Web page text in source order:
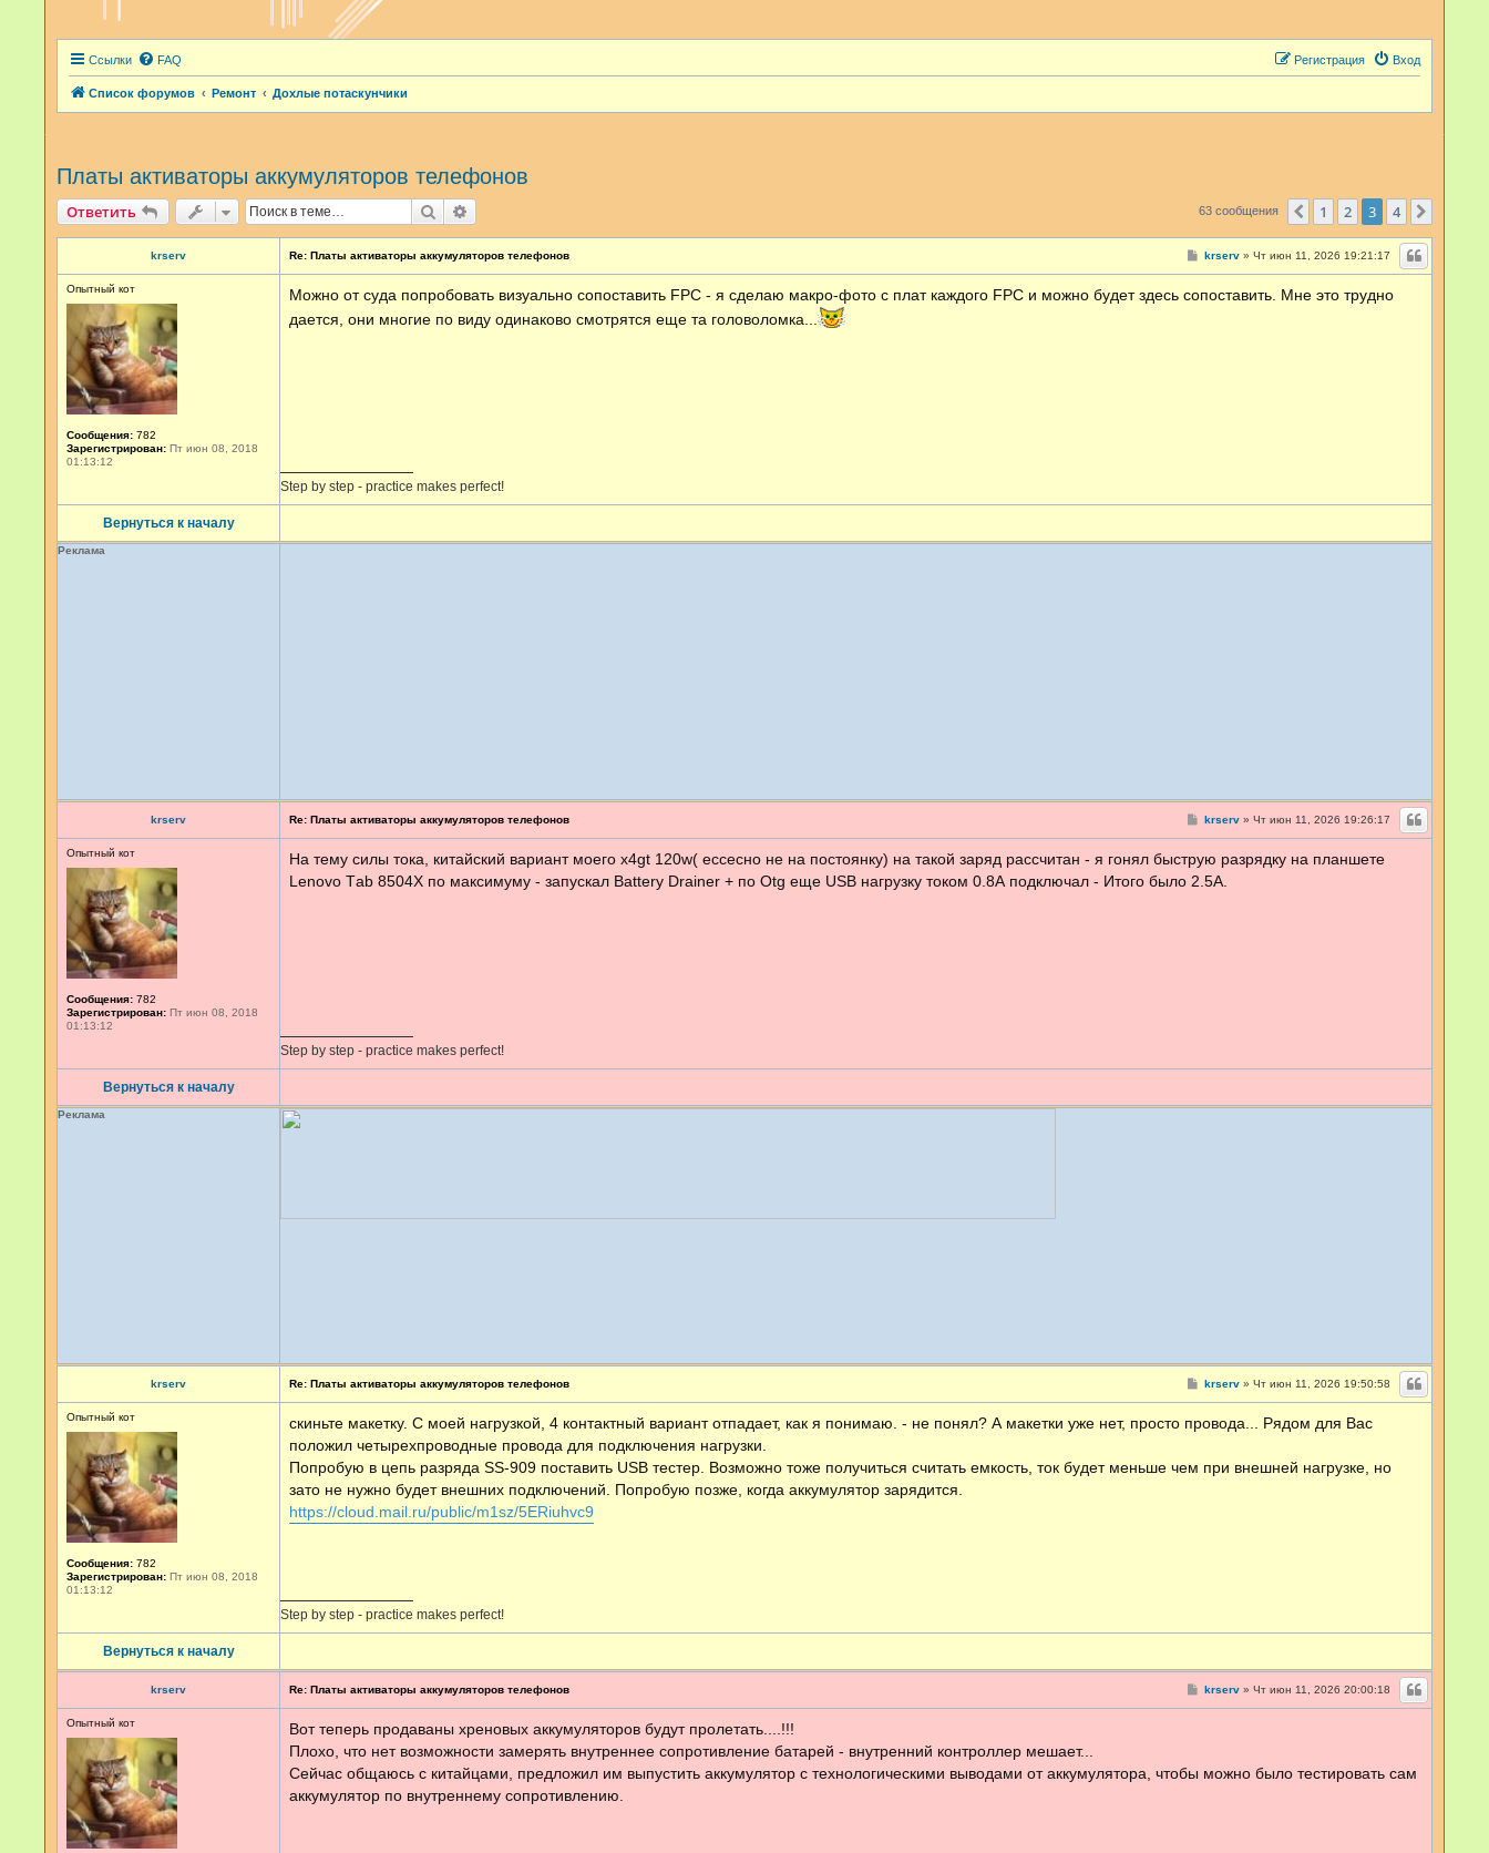
Ссылки FAQ Вход
Регистрация
Список форумов Ремонт Дохлые потаскунчики
Платы активаторы аккумуляторов телефонов
Ответить Поиск 63 сообщения Пред.
1 2 3 4
krserv
Опытный кот
Сообщения: 782
Зарегистрирован: Пт июн 08, 2018
01:13:12
Вернуться к началу
Re: Платы активаторы аккумуляторов телефонов
С
б
krserv » Чт июн 11, 2026 19:21:17
Можно от суда попробовать визуально сопоставить FPC - я сделаю макро-фото с плат каждого FPC и можно будет здесь сопоставить. Мне это трудно
дается, они многие по виду одинаково смотрятся еще та головоломка...
Step by step - practice makes perfect!
Реклама
krserv
Опытный кот
Сообщения: 782
Зарегистрирован: Пт июн 08, 2018
01:13:12
Вернуться к началу
Re: Платы активаторы аккумуляторов телефонов
С
б
е
krserv » Чт июн 11, 2026 19:26:17
На тему силы тока, китайский вариант моего x4gt 120w( ессесно не на постоянку) на такой заряд рассчитан - я гонял быструю разрядку на планшете
Lenovo Тab 8504X по максимуму - запускал Battery Drainer + по Оtg еще USB нагрузку током 0.8А подключал - Итого было 2.5А.
Step by step - practice makes perfect!
Реклама
krserv
Опытный кот
Сообщения: 782
Зарегистрирован: Пт июн 08, 2018
01:13:12
Вернуться к началу
Re: Платы активаторы аккумуляторов телефонов
С
б
и
krserv » Чт июн 11, 2026 19:50:58
скиньте макетку. С моей нагрузкой, 4 контактный вариант отпадает, как я понимаю. - не понял? А макетки уже нет, просто провода... Рядом для Вас
положил четырехпроводные провода для подключения нагрузки.
Попробую в цепь разряда SS-909 поставить USB тестер. Возможно тоже получиться считать емкость, ток будет меньше чем при внешней нагрузке, но
зато не нужно будет внешних подключений. Попробую позже, когда аккумулятор зарядится.
https://cloud.mail.ru/public/m1sz/5ERiuhvc9
Step by step - practice makes perfect!
krserv
Опытный кот
Re: Платы активаторы аккумуляторов телефонов
С
и
krserv » Чт июн 11, 2026 20:00:18
Вот теперь продаваны хреновых аккумуляторов будут пролетать....!!!
Плохо, что нет возможности замерять внутреннее сопротивление батарей - внутренний контроллер мешает...
Сейчас общаюсь с китайцами, предложил им выпустить аккумулятор с технологическими выводами от аккумулятора, чтобы можно было тестировать сам
аккумулятор по внутреннему сопротивлению.